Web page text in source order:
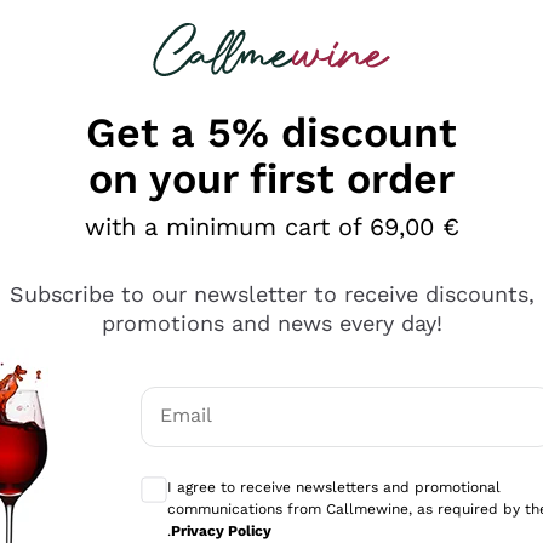
looking for
è male ma secondo me ci sono alternative che
Get a 5% discount
on your first order
with a minimum cart of 69,00 €
Subscribe to our newsletter to receive discounts,
promotions and news every day!
Email
I agree to receive newsletters and promotional
communications from Callmewine, as required by
.Privacy Policy